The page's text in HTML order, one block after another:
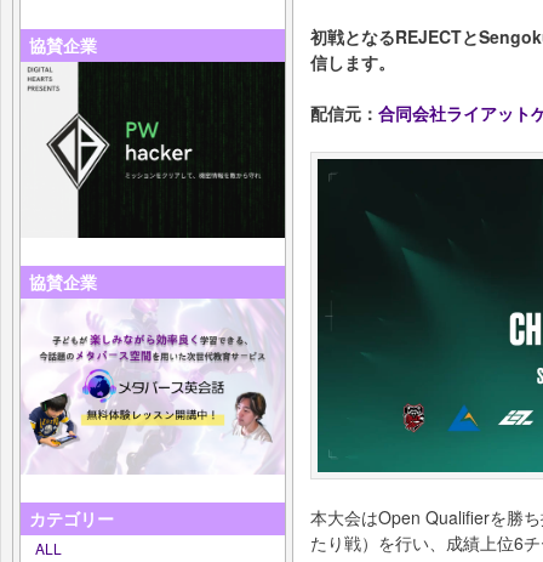
協賛企業
協賛企業
カテゴリー
ALL
初戦となるREJECTと
信します。
配信元： 合同会社ライアット
本大会はOpen Qualifierを勝
たり戦）を行い、成績上位6